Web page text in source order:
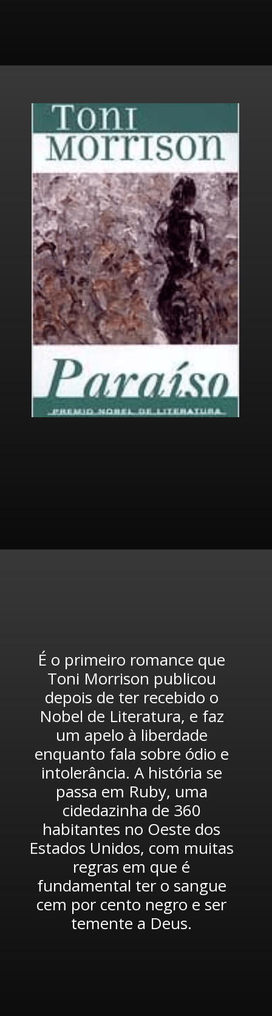
É o primeiro romance que
Toni Morrison publicou
depois de ter recebido o
Nobel de Literatura, e faz
um apelo à liberdade
enquanto fala sobre ódio e
intolerância. A história se
passa em Ruby, uma
cidedazinha de 360
habitantes no Oeste dos
Estados Unidos, com muitas
regras em que é
fundamental ter o sangue
cem por cento negro e ser
temente a Deus.